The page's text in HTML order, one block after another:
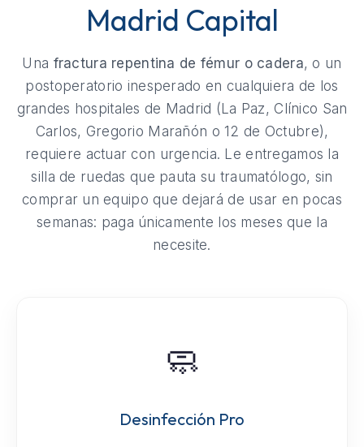
Madrid Capital
Una fractura repentina de fémur o cadera, o un
postoperatorio inesperado en cualquiera de los
grandes hospitales de Madrid (La Paz, Clínico San
Carlos, Gregorio Marañón o 12 de Octubre),
requiere actuar con urgencia. Le entregamos la
silla de ruedas que pauta su traumatólogo, sin
comprar un equipo que dejará de usar en pocas
semanas: paga únicamente los meses que la
necesite.
🧼
Desinfección Pro